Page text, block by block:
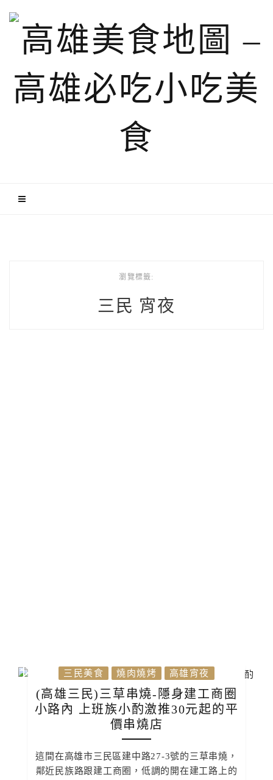
瀏覽標籤:
三民 宵夜
三民美食 燒肉燒烤 高雄宵夜
(高雄三民)三草串燒-隱身建工商圈
小路內 上班族小酌激推30元起的平
價串燒店
這間在高雄市三民區建中路27-3號的三草串燒，
鄰近民族路跟建工商圈，低調的開在建工路上的